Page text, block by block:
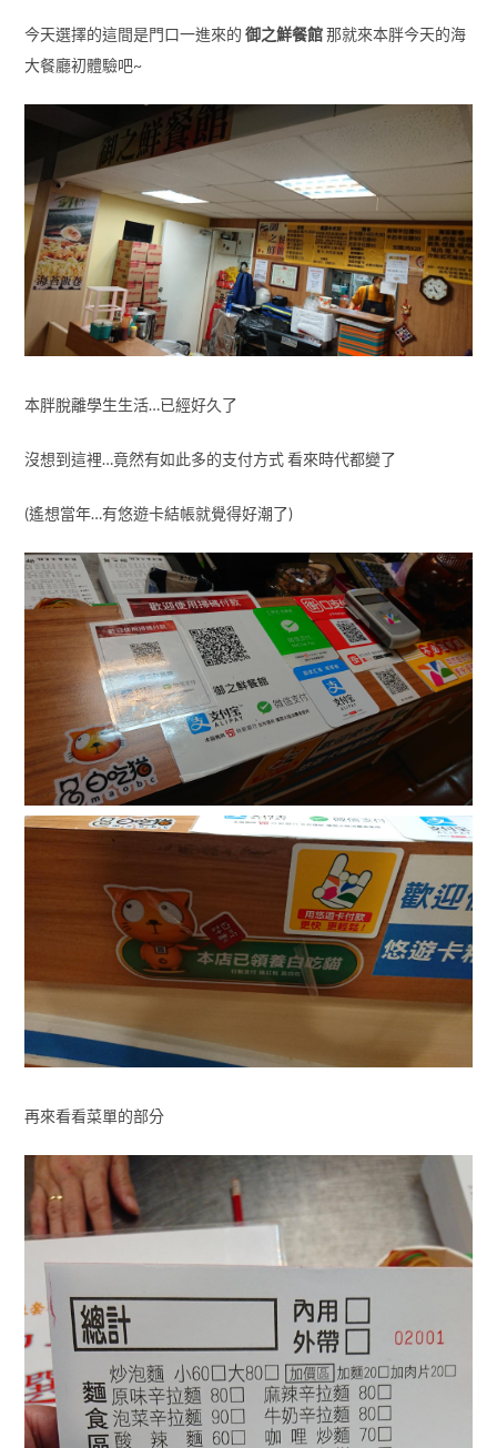
今天選擇的這間是門口一進來的 御之鮮餐館那就來本胖今天的海
大餐廳初體驗吧~
本胖脫離學生生活…已經好久了
沒想到這裡…竟然有如此多的支付方式 看來時代都變了
(遙想當年…有悠遊卡結帳就覺得好潮了)
再來看看菜單的部分